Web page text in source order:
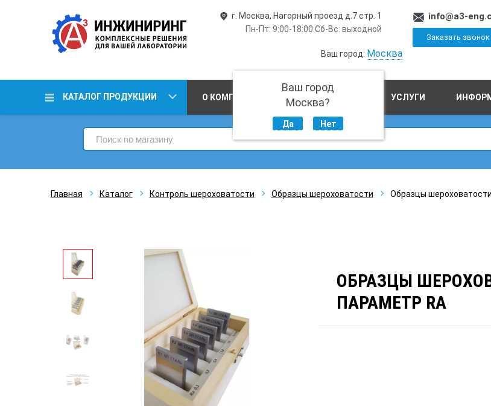
г. Москва, Нагорный проезд д.7 стр. 1
Пн-Пт: 9:00-18:00 Сб-Вс: выходной
Ваш город: Москва
Ваш город
Москва?
Да Нет
info@a3-
Заказать звонок
КАТАЛОГ ПРОДУКЦИИ О КОМПАНИИ ПРОИЗВОДСТВО УСЛУГИ
Главная Каталог Контроль шероховатости Образцы шероховатости Образцы
ОБРАЗЦЫ
ПАРАМЕТР RA